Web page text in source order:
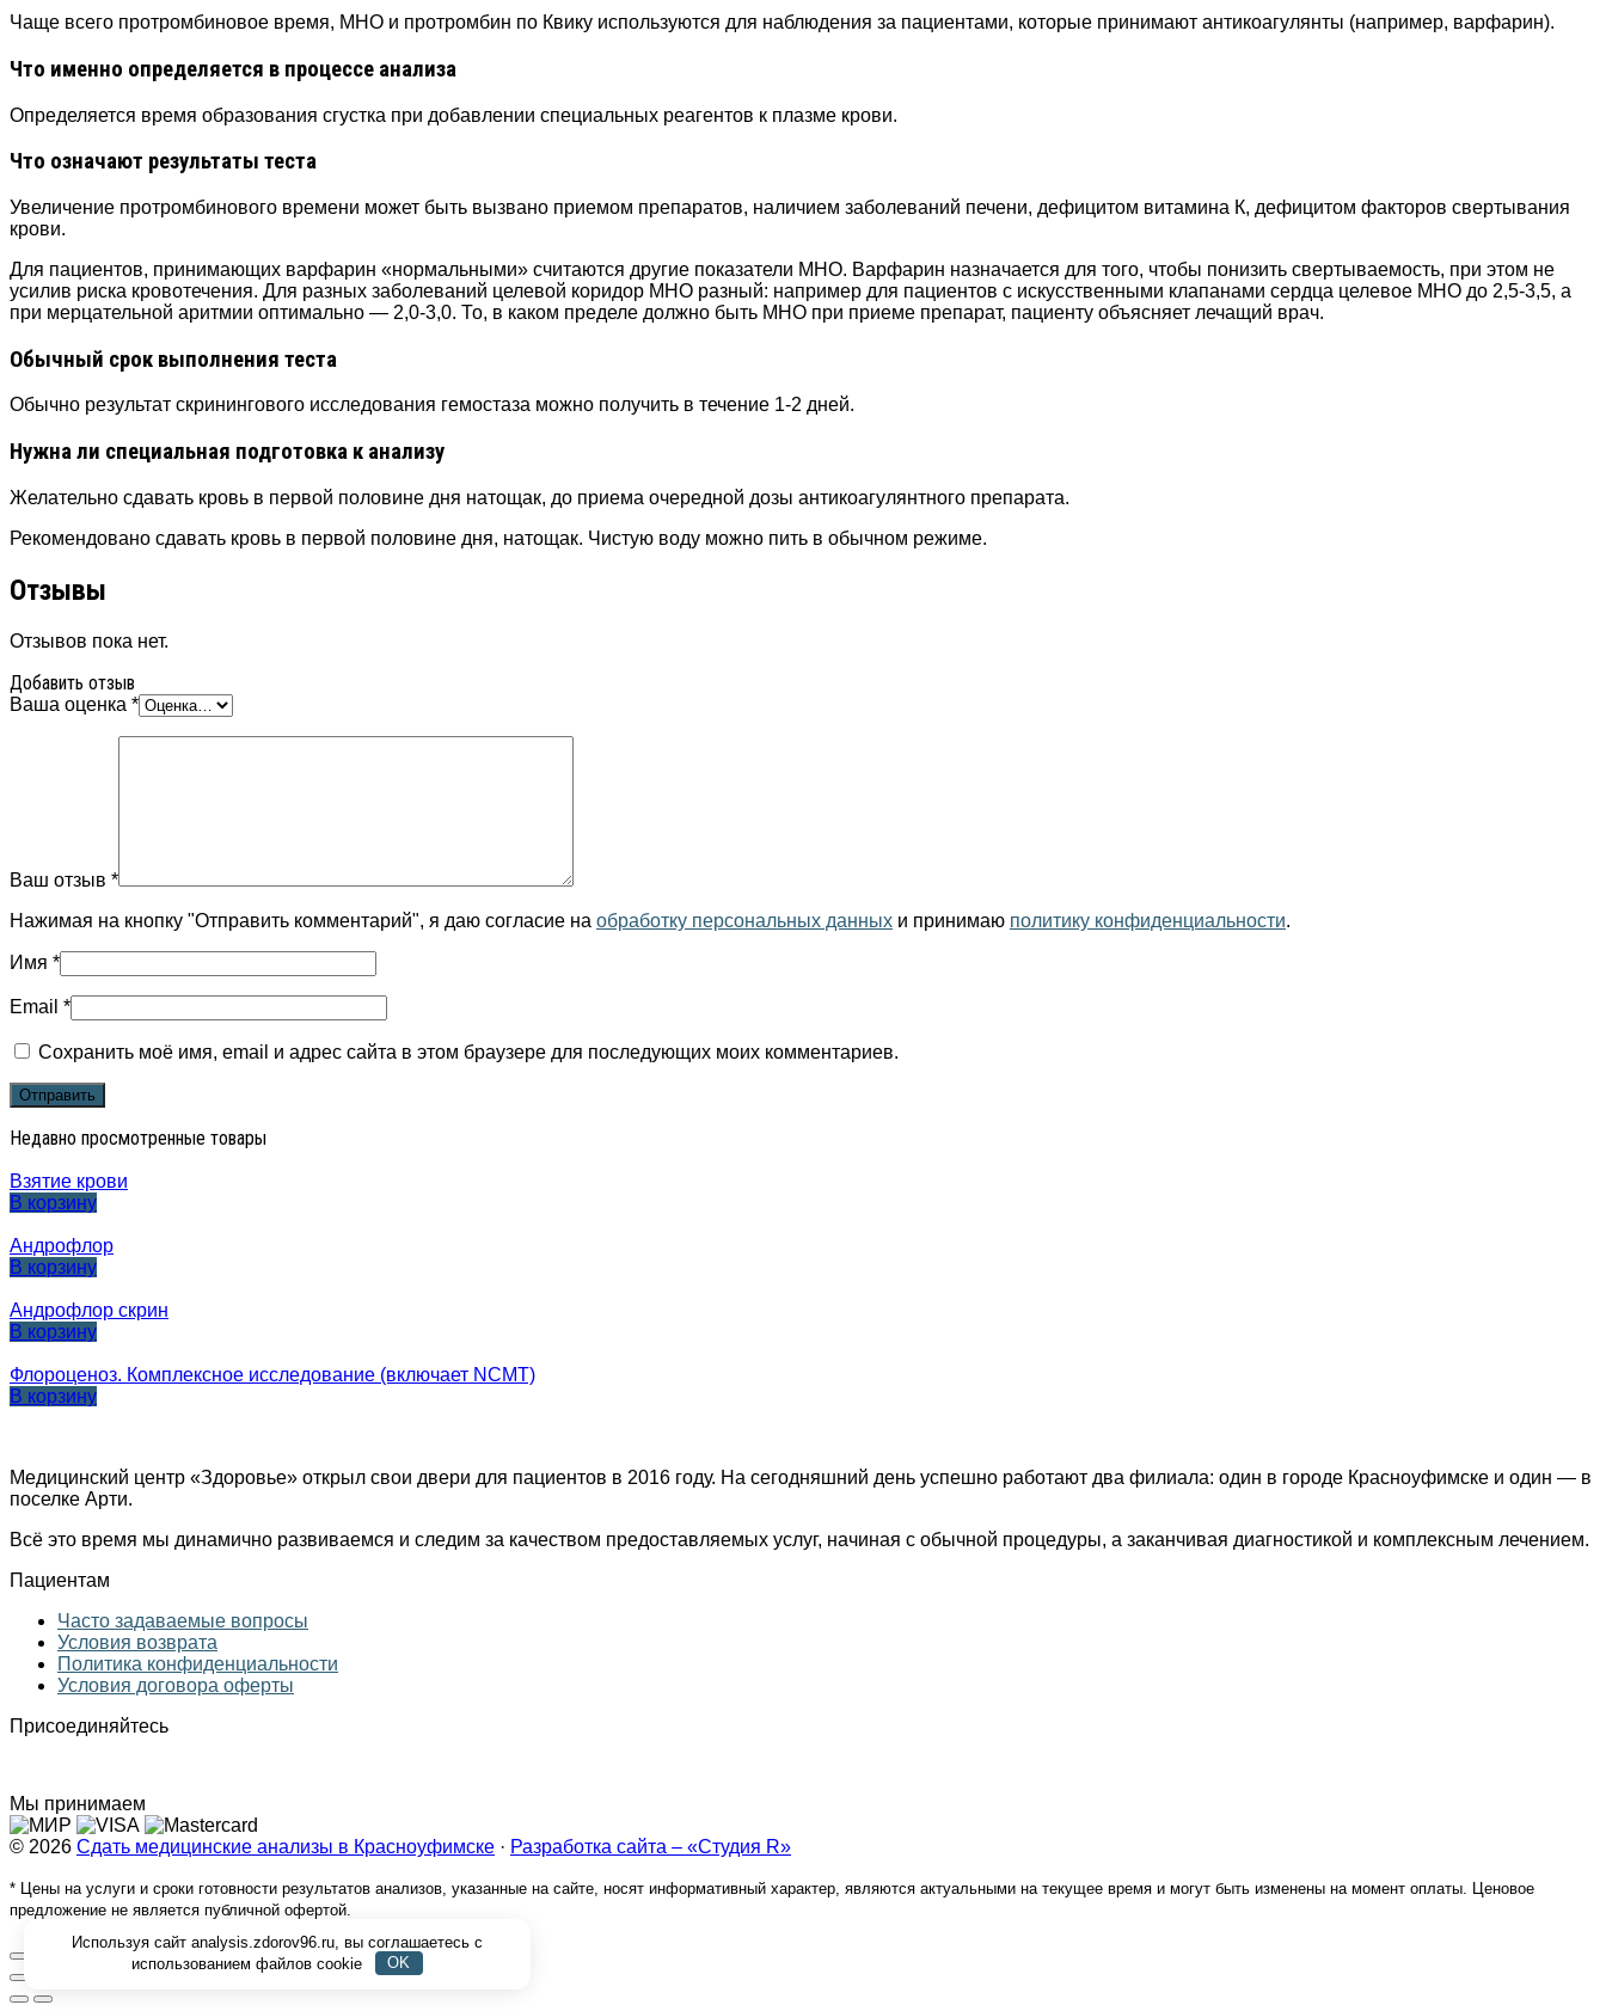
Чаще всего протромбиновое время, МНО и протромбин по Квику используются для наблюдения за пациентами, которые принимают антикоагулянты (например, варфарин).
Что именно определяется в процессе анализа
Определяется время образования сгустка при добавлении специальных реагентов к плазме крови.
Что означают результаты теста
Увеличение протромбинового времени может быть вызвано приемом препаратов, наличием заболеваний печени, дефицитом витамина К, дефицитом факторов свертывания
крови.
Для пациентов, принимающих варфарин «нормальными» считаются другие показатели МНО. Варфарин назначается для того, чтобы понизить свертываемость, при этом не
усилив риска кровотечения. Для разных заболеваний целевой коридор МНО разный: например для пациентов с искусственными клапанами сердца целевое МНО до 2,5-3,5, а
при мерцательной аритмии оптимально — 2,0-3,0. То, в каком пределе должно быть МНО при приеме препарат, пациенту объясняет лечащий врач.
Обычный срок выполнения теста
Обычно результат скринингового исследования гемостаза можно получить в течение 1-2 дней.
Нужна ли специальная подготовка к анализу
Желательно сдавать кровь в первой половине дня натощак, до приема очередной дозы антикоагулянтного препарата.
Рекомендовано сдавать кровь в первой половине дня, натощак. Чистую воду можно пить в обычном режиме.
Отзывы
Отзывов пока нет.
Добавить отзыв
Ваша оценка *
Ваш отзыв *
Нажимая на кнопку "Отправить комментарий", я даю согласие на обработку персональных данных и принимаю политику конфиденциальности.
Имя *
Email *
Сохранить моё имя, email и адрес сайта в этом браузере для последующих моих комментариев.
Недавно просмотренные товары
Взятие крови
В корзину
Андрофлор
В корзину
Андрофлор скрин
В корзину
Флороценоз. Комплексное исследование (включает NCMT)
В корзину
Медицинский центр «Здоровье» открыл свои двери для пациентов в 2016 году. На сегодняшний день успешно работают два филиала: один в городе Красноуфимске и один — в
поселке Арти.
Всё это время мы динамично развиваемся и следим за качеством предоставляемых услуг, начиная с обычной процедуры, а заканчивая диагностикой и комплексным лечением.
Пациентам
Часто задаваемые вопросы
Условия возврата
Политика конфиденциальности
Условия договора оферты
Присоединяйтесь
Мы принимаем
© 2026 Сдать медицинские анализы в Красноуфимске · Разработка сайта – «Студия R»
* Цены на услуги и сроки готовности результатов анализов, указанные на сайте, носят информативный характер, являются актуальными на текущее время и могут быть изменены на момент оплаты. Ценовое
предложение не является публичной офертой.
Используя сайт analysis.zdorov96.ru, вы соглашаетесь с
использованием файлов cookie
OK